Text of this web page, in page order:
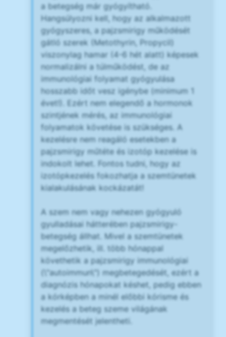
a betegség már gyógyítható.
Hangsúlyozni kell, hogy az alkalmazott
gyógyszeres, a pajzsmirigy működését
gátló szerek (Metothyrin, Propycil)
viszonylag hamar (4-6 hét alatt) képesek
normalizálni a túlműködést, de az
immunológiai folyamat gyógyulása
hosszabb időt vesz igénybe (minimum 1
évet!). Ezért nem elegendő a hormonok
szintjének mérés, az immunológiai
folyamatok követése is szükséges. A
kezelésre nem reagáló esetekben a
pajzsmirigy műtéte és izotóp kezelése is
indokolt lehet. Fontos tudni, hogy az
izotópkezelés fokozhatja a szemtünetek
kialakulásának kockázatát!
A szem nem vagy nehezen gyógyuló
gyulladásai hátterében pajzsmirigy-
betegség állhat. Mivel a szemtünetek
megelőzhetik, ill. több hónappal
követhetik a pajzsmirigy immunológiai
(\"autoimmun\") megbetegedését, ezért a
diagnózis hónapokat késhet, pedig ebben
a kórképben a minél előbbi kórisme és
kezelés a beteg szeme világának
megmentését jelentheti.